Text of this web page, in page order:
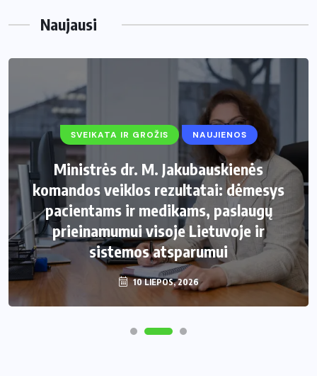
Naujausi
SVEIKATA IR GROŽIS NAUJIENOS
Ministrės dr. M. Jakubauskienės
komandos veiklos rezultatai: dėmesys
pacientams ir medikams, paslaugų
prieinamumui visoje Lietuvoje ir
sistemos atsparumui
10 LIEPOS, 2026